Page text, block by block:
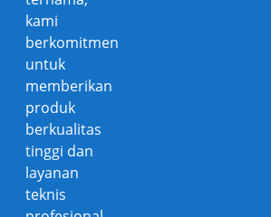
kami
berkomitmen
untuk
memberikan
produk
berkualitas
tinggi dan
layanan
teknis